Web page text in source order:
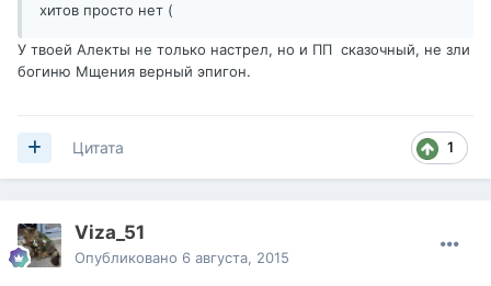
хитов просто нет (
У твоей Алекты не только настрел, но и ПП сказочный, не зли
богиню Мщения верный эпигон.
1
Цитата
Viza_51
Опубликовано 6 августа, 2015